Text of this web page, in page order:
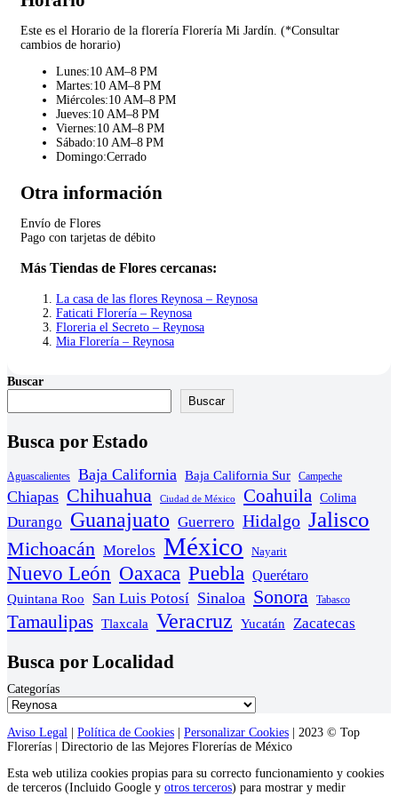
Este es el Horario de la florería Florería Mi Jardín. (*Consultar
cambios de horario)
Lunes:10 AM–8 PM
Martes:10 AM–8 PM
Miércoles:10 AM–8 PM
Jueves:10 AM–8 PM
Viernes:10 AM–8 PM
Sábado:10 AM–8 PM
Domingo:Cerrado
Otra información
Envío de Flores
Pago con tarjetas de débito
Más Tiendas de Flores cercanas:
La casa de las flores Reynosa – Reynosa
Faticati Florería – Reynosa
Floreria el Secreto – Reynosa
Mia Florería – Reynosa
Buscar
Buscar
Busca por Estado
Aguascalientes Baja California Baja California Sur Campeche
Chiapas Chihuahua Ciudad de México Coahuila Colima
Durango Guanajuato Guerrero Hidalgo Jalisco
Michoacán Morelos México Nayarit
Nuevo León Oaxaca Puebla Querétaro
Quintana Roo San Luis Potosí Sinaloa Sonora Tabasco
Tamaulipas Tlaxcala Veracruz Yucatán Zacatecas
Busca por Localidad
Categorías
Aviso Legal | Política de Cookies | Personalizar Cookies | 2023 © Top
Florerías | Directorio de las Mejores Florerías de México
Esta web utiliza cookies propias para su correcto funcionamiento y cookies
de terceros (Incluido Google y otros terceros) para mostrar y medir